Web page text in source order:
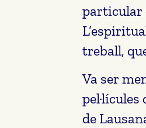
particular
treball,
Va ser
de